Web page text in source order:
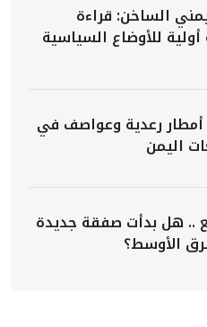
الساخن: قراءة
للأوضاع السياسية
أمطار رعدية وعواصف في
اليمن
.. هل بدأت صفقة جديدة
الأوسط؟